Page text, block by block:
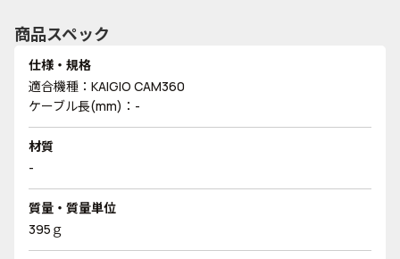
商品スペック
仕様・規格
適合機種：KAIGIO CAM360
ケーブル長(mm)：-
材質
-
質量・質量単位
395ｇ